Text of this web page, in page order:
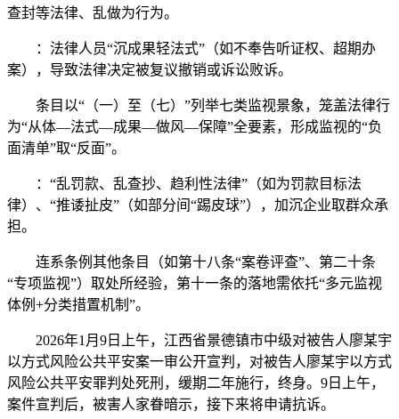
查封等法律、乱做为行为。
：法律人员“沉成果轻法式”（如不奉告听证权、超期办
案），导致法律决定被复议撤销或诉讼败诉。
条目以“（一）至（七）”列举七类监视景象，笼盖法律行
为“从体—法式—成果—做风—保障”全要素，形成监视的“负
面清单”取“反面”。
：“乱罚款、乱查抄、趋利性法律”（如为罚款目标法
律）、“推诿扯皮”（如部分间“踢皮球”），加沉企业取群众承
担。
连系条例其他条目（如第十八条“案卷评查”、第二十条
“专项监视”）取处所经验，第十一条的落地需依托“多元监视
体例+分类措置机制”。
2026年1月9日上午，江西省景德镇市中级对被告人廖某宇
以方式风险公共平安案一审公开宣判，对被告人廖某宇以方式
风险公共平安罪判处死刑，缓期二年施行，终身。9日上午，
案件宣判后，被害人家眷暗示，接下来将申请抗诉。